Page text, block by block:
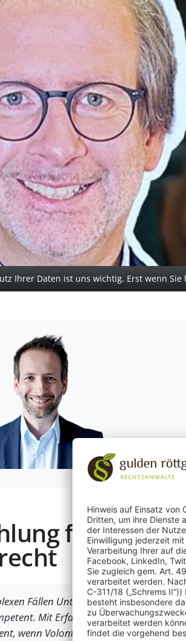
Ihrer Daten ist uns wichtig. Erst wenn
für
Fällen Unterstützung von einem
Mit Erfahrung und Empathie ist
wenn Volontäre und Redakteure